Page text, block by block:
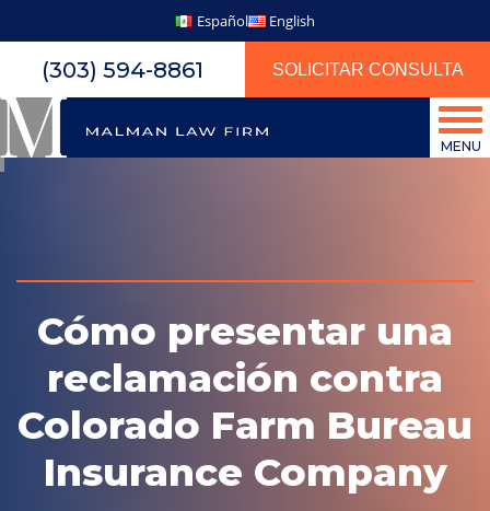
Español English
SOLICITAR CONSULTA
(303) 594-8861
MENU
Cómo presentar una
reclamación contra
Colorado Farm Bureau
Insurance Company